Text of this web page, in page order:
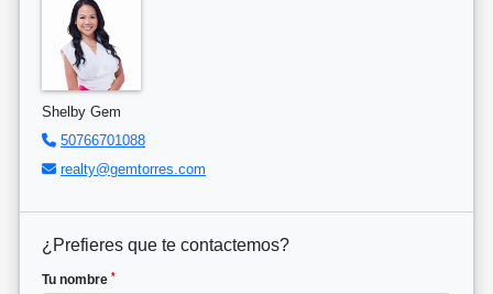
Shelby Gem
50766701088
realty@gemtorres.com
¿Prefieres que te contactemos?
Tu nombre *